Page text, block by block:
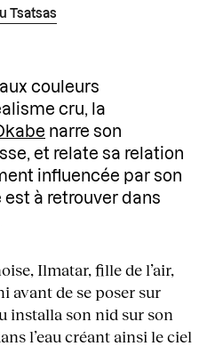
Tsatsas
couleurs
cru, la
narre son
et relate sa relation
influencée par son
à retrouver dans
Ilmatar, fille de l’air,
avant de se poser sur
installa son nid sur son
l’eau créant ainsi le ciel